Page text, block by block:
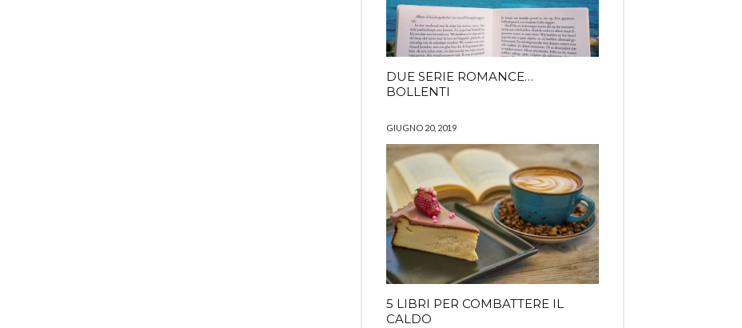
DUE SERIE ROMANCE…
BOLLENTI
GIUGNO 20, 2019
5 LIBRI PER COMBATTERE IL
CALDO